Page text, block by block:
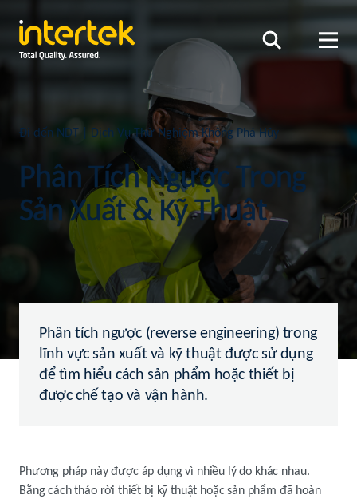
Đi đến NDT | Dịch Vụ Thử Nghiệm Không Phá Hủy
Phân Tích Ngược Trong
Sản Xuất & Kỹ Thuật
Phân tích ngược (reverse engineering) trong
lĩnh vực sản xuất và kỹ thuật được sử dụng
để tìm hiểu cách sản phẩm hoặc thiết bị
được chế tạo và vận hành.
Phương pháp này được áp dụng vì nhiều lý do khác nhau.
Bằng cách tháo rời thiết bị kỹ thuật hoặc sản phẩm đã hoàn